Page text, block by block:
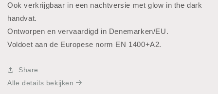
Ook verkrijgbaar in een nachtversie met glow in the dark
handvat.
Ontworpen en vervaardigd in Denemarken/EU.
Voldoet aan de Europese norm EN 1400+A2.
Share
Alle details bekijken